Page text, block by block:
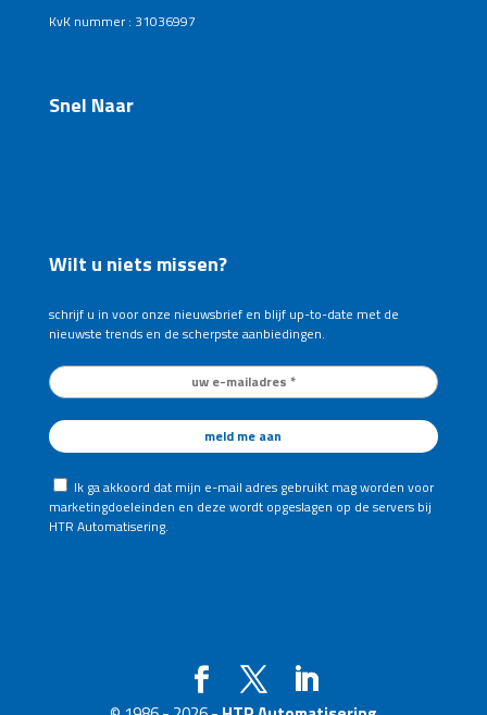
KvK nummer : 31036997
Snel Naar
Wilt u niets missen?
schrijf u in voor onze nieuwsbrief en blijf up-to-date met de
nieuwste trends en de scherpste aanbiedingen.
Ik ga akkoord dat mijn e-mail adres gebruikt mag worden voor
marketingdoeleinden en deze wordt opgeslagen op de servers bij
HTR Automatisering.